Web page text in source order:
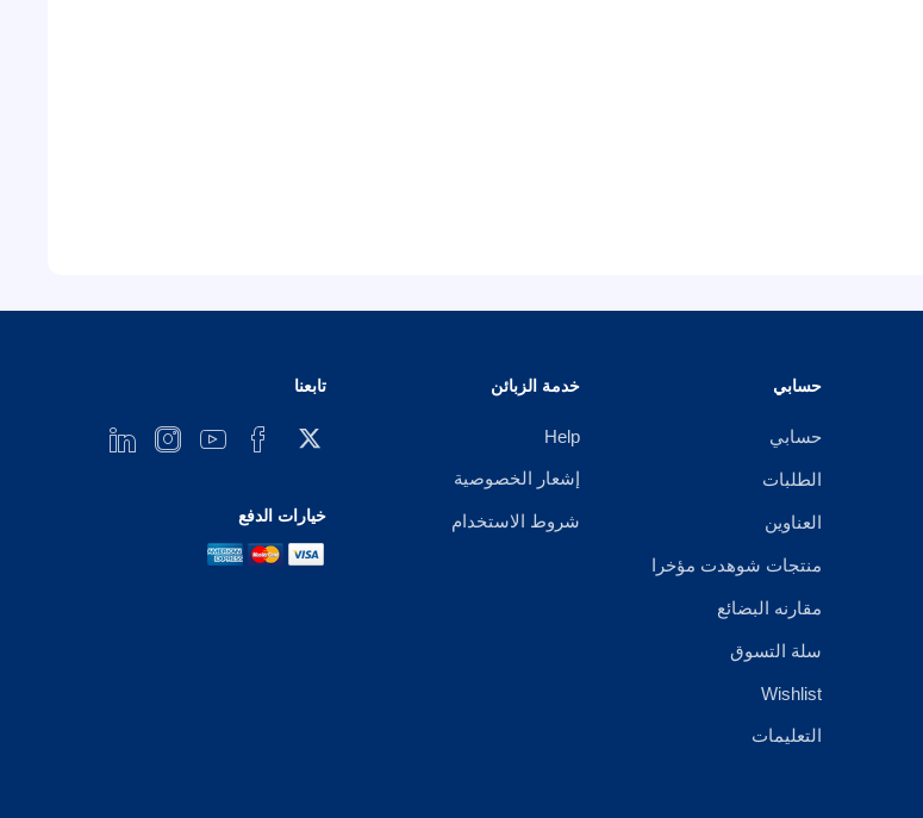
حسابي
حسابي
الطلبات
العناوين
منتجات شوهدت مؤخرا
مقارنه البضائع
سلة التسوق
Wishlist
التعليمات
خدمة الزبائن
Help
إشعار الخصوصية
شروط الاستخدام
تابعنا
خيارات الدفع